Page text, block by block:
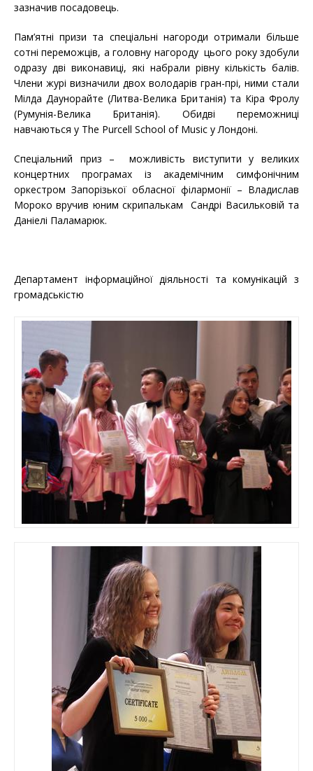
зазначив посадовець.
Пам’ятні призи та спеціальні нагороди отримали більше
сотні переможців, а головну нагороду цього року здобули
одразу дві виконавиці, які набрали рівну кількість балів.
Члени журі визначили двох володарів гран-прі, ними стали
Мілда Даунорайте (Литва-Велика Британія) та Кіра Фролу
(Румунія-Велика Британія). Обидві переможниці
навчаються у The Purcell School of Music у Лондоні.
Спеціальний приз – можливість виступити у великих
концертних програмах із академічним симфонічним
оркестром Запорізької обласної філармонії – Владислав
Мороко вручив юним скрипалькам Сандрі Васильковій та
Даніелі Паламарюк.
Департамент інформаційної діяльності та комунікацій з
громадськістю